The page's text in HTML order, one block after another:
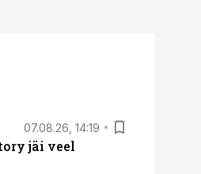
07.08.26, 14:19
jäi veel